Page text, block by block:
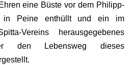
eine Büste vor dem Philipp-
in Peine enthüllt und ein im
Vereins herausgegebenes
den Lebensweg dieses